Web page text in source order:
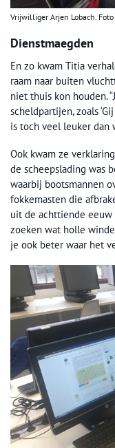
Vrijwilliger Arjen Lobach. Foto
Dienstmaegden
En zo kwam Titia
raam naar buiten
niet thuis kon houden.
scheldpartijen, zoals
is toch veel leuker dan
Ook kwam ze
de scheepslading was
waarbij bootsmannen
fokkemasten die
uit de achttiende eeuw
zoeken wat holle
je ook beter waar het